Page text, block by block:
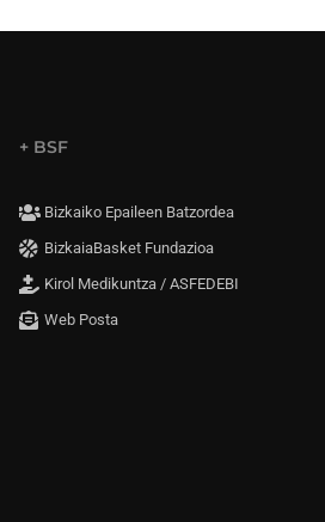
+ BSF
Bizkaiko Epaileen Batzordea
BizkaiaBasket Fundazioa
Kirol Medikuntza / ASFEDEBI
Web Posta